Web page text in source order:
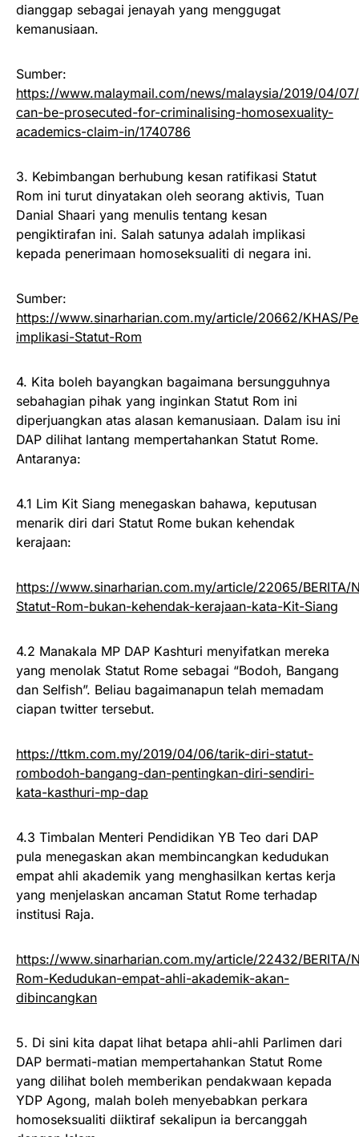
dianggap sebagai jenayah yang menggugat
kemanusiaan.
Sumber:
https://www.malaymail.com/news/malaysia/2019/04/
can-be-prosecuted-for-criminalising-homosexuality-
academics-claim-in/1740786
3. Kebimbangan berhubung kesan ratifikasi Statut
Rom ini turut dinyatakan oleh seorang aktivis, Tuan
Danial Shaari yang menulis tentang kesan
pengiktirafan ini. Salah satunya adalah implikasi
kepada penerimaan homoseksualiti di negara ini.
Sumber:
https://www.sinarharian.com.my/article/20662/KHAS/
implikasi-Statut-Rom
4. Kita boleh bayangkan bagaimana bersungguhnya
sebahagian pihak yang inginkan Statut Rom ini
diperjuangkan atas alasan kemanusiaan. Dalam isu ini
DAP dilihat lantang mempertahankan Statut Rome.
Antaranya:
4.1 Lim Kit Siang menegaskan bahawa, keputusan
menarik diri dari Statut Rome bukan kehendak
kerajaan:
https://www.sinarharian.com.my/article/22065/BERITA/
Statut-Rom-bukan-kehendak-kerajaan-kata-Kit-Siang
4.2 Manakala MP DAP Kashturi menyifatkan mereka
yang menolak Statut Rome sebagai “Bodoh, Bangang
dan Selfish”. Beliau bagaimanapun telah memadam
ciapan twitter tersebut.
https://ttkm.com.my/2019/04/06/tarik-diri-statut-
rombodoh-bangang-dan-pentingkan-diri-sendiri-
kata-kasthuri-mp-dap
4.3 Timbalan Menteri Pendidikan YB Teo dari DAP
pula menegaskan akan membincangkan kedudukan
empat ahli akademik yang menghasilkan kertas kerja
yang menjelaskan ancaman Statut Rome terhadap
institusi Raja.
https://www.sinarharian.com.my/article/22432/BERITA/
Rom-Kedudukan-empat-ahli-akademik-akan-
dibincangkan
5. Di sini kita dapat lihat betapa ahli-ahli Parlimen dari
DAP bermati-matian mempertahankan Statut Rome
yang dilihat boleh memberikan pendakwaan kepada
YDP Agong, malah boleh menyebabkan perkara
homoseksualiti diiktiraf sekalipun ia bercanggah